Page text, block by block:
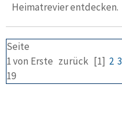
Heimat­revier entdecken.
Seite
1 von
19
Erste zurück [1] 2 3